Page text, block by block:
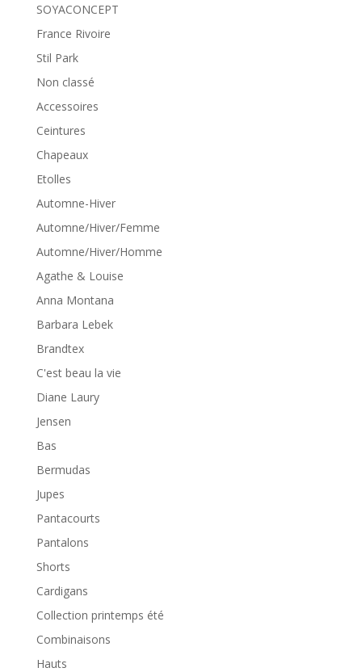
SOYACONCEPT
France Rivoire
Stil Park
Non classé
Accessoires
Ceintures
Chapeaux
Etolles
Automne-Hiver
Automne/Hiver/Femme
Automne/Hiver/Homme
Agathe & Louise
Anna Montana
Barbara Lebek
Brandtex
C'est beau la vie
Diane Laury
Jensen
Bas
Bermudas
Jupes
Pantacourts
Pantalons
Shorts
Cardigans
Collection printemps été
Combinaisons
Hauts